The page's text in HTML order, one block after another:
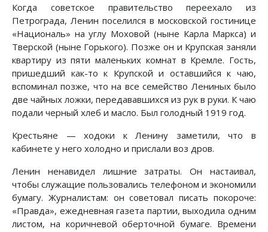
Когда советское правительство переехало из
Петрограда, Ленин поселился в московской гостинице
«Националь» на углу Моховой (ныне Карла Маркса) и
Тверской (ныне Горького). Позже он и Крупская заняли
квартиру из пяти маленьких комнат в Кремле. Гость,
пришедший как-то к Крупской и оставшийся к чаю,
вспоминал позже, что на все семейство Лениных было
две чайных ложки, передававшихся из рук в руки. К чаю
подали черный хлеб и масло. Был голодный 1919 год.
Крестьяне — ходоки к Ленину заметили, что в
кабинете у него холодно и прислали воз дров.
Ленин ненавидел лишние затраты. Он настаивал,
чтобы служащие пользовались телефоном и экономили
бумагу. Журналистам: он советовал писать покороче:
«Правда», ежедневная газета партии, выходила одним
листом, на коричневой оберточной бумаге. Времени